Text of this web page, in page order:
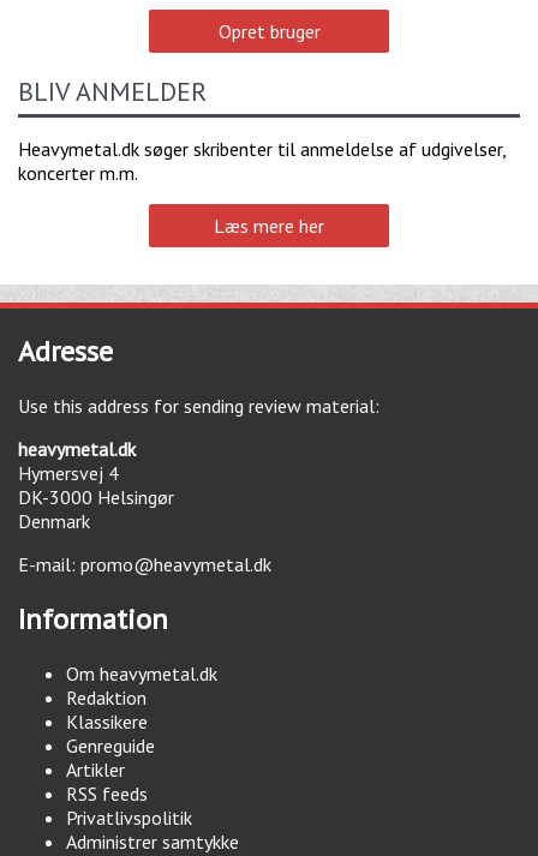
Opret bruger
BLIV ANMELDER
Heavymetal.dk søger skribenter til anmeldelse af udgivelser,
koncerter m.m.
Læs mere her
Adresse
Use this address for sending review material:
heavymetal.dk
Hymersvej 4
DK-3000 Helsingør
Denmark
E-mail: promo@heavymetal.dk
Information
Om heavymetal.dk
Redaktion
Klassikere
Genreguide
Artikler
RSS feeds
Privatlivspolitik
Administrer samtykke